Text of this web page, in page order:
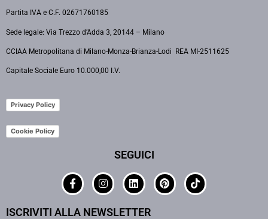
Partita IVA e C.F. 02671760185
Sede legale: Via Trezzo d’Adda 3, 20144 – Milano
CCIAA Metropolitana di Milano-Monza-Brianza-Lodi REA MI-2511625
Capitale Sociale Euro 10.000,00 I.V.
Privacy Policy
Cookie Policy
SEGUICI
ISCRIVITI ALLA NEWSLETTER